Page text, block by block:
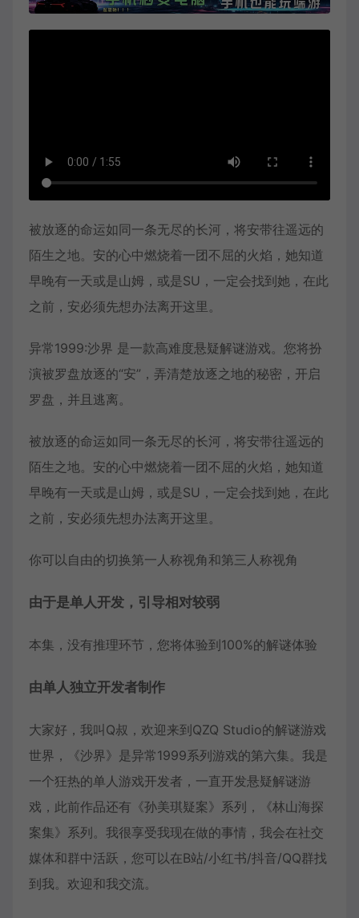
被放逐的命运如同一条无尽的长河，将安带往遥远的
陌生之地。安的心中燃烧着一团不屈的火焰，她知道
早晚有一天或是山姆，或是SU，一定会找到她，在此
之前，安必须先想办法离开这里。
异常1999:沙界 是一款高难度悬疑解谜游戏。您将扮
演被罗盘放逐的“安”，弄清楚放逐之地的秘密，开启
罗盘，并且逃离。
被放逐的命运如同一条无尽的长河，将安带往遥远的
陌生之地。安的心中燃烧着一团不屈的火焰，她知道
早晚有一天或是山姆，或是SU，一定会找到她，在此
之前，安必须先想办法离开这里。
你可以自由的切换第一人称视角和第三人称视角
由于是单人开发，引导相对较弱
本集，没有推理环节，您将体验到100%的解谜体验
由单人独立开发者制作
大家好，我叫Q叔，欢迎来到QZQ Studio的解谜游戏
世界，《沙界》是异常1999系列游戏的第六集。我是
一个狂热的单人游戏开发者，一直开发悬疑解谜游
戏，此前作品还有《孙美琪疑案》系列，《林山海探
案集》系列。我很享受我现在做的事情，我会在社交
媒体和群中活跃，您可以在B站/小红书/抖音/QQ群找
到我。欢迎和我交流。